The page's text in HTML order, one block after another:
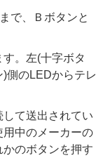
で、Ｂボタンと
。左(十字ボタ
側のLEDからテレ
て送出されてい
用中のメーカーの
のボタンを押す